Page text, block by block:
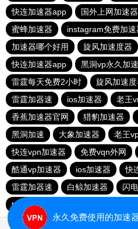
快连加速器app
国外上网加速器
蜜蜂加速器
instagram免费加速
加速器哪个好用
旋风加速度器
快连加速器app
黑洞vp永久加
雷霆每天免费2小时
旋风加速度
雷霆加器速
ios加速器 老王
香蕉加速器官网
猎豹加速器
黑洞加速
大象加速器 老王
快连vρn加速器
免费vqn外网
酷通vp加速器
ios加速器 快
雷霆加器速
白鲸加速器
闪
telegeram苹果加速器
永久免费使用的加速